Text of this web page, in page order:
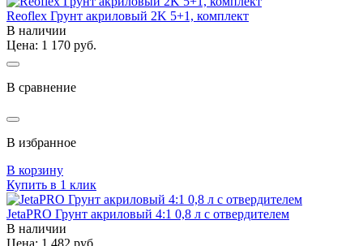
Reoflex Грунт акриловый 2K 5+1, комплект
В наличии
Цена: 1 170 руб.
В сравнение
В избранное
В корзину
Купить в 1 клик
JetaPRO Грунт акриловый 4:1 0,8 л с отвердителем
В наличии
Цена: 1 482 руб.